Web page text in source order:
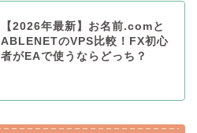
【2026年最新】お名前.comと
ABLENETのVPS比較！FX初心
者がEAで使うならどっち？